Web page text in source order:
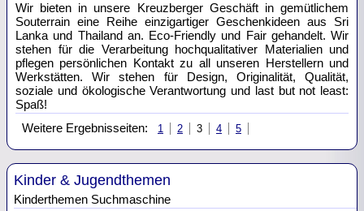
Wir bieten in unsere Kreuzberger Geschäft in gemütlichem
Souterrain eine Reihe einzigartiger Geschenkideen aus Sri
Lanka und Thailand an. Eco-Friendly und Fair gehandelt. Wir
stehen für die Verarbeitung hochqualitativer Materialien und
pflegen persönlichen Kontakt zu all unseren Herstellern und
Werkstätten. Wir stehen für Design, Originalität, Qualität,
soziale und ökologische Verantwortung und last but not least:
Spaß!
Weitere Ergebnisseiten:
1 2 3 4 5
Kinder & Jugendthemen
Kinderthemen Suchmaschine